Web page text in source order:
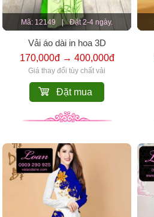
Mã: 12149 | Đặt 2-4 ngày.
Vải áo dài in hoa 3D
170,000đ → 400,000đ
Giá thay đổi tùy chất vải
Đặt mua